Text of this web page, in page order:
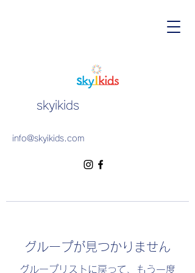
skyikids
info@skyikids.com
グループが見つかりません
グループリストに戻って、もう一度